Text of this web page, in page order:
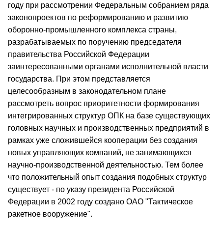
году при рассмотрении Федеральным собранием ряда
законопроектов по реформированию и развитию
оборонно-промышленного комплекса страны,
разрабатываемых по поручению председателя
правительства Российской Федерации
заинтересованными органами исполнительной власти
государства. При этом представляется
целесообразным в законодательном плане
рассмотреть вопрос приоритетности формирования
интегрированных структур ОПК на базе существующих
головных научных и производственных предприятий в
рамках уже сложившейся кооперации без создания
новых управляющих компаний, не занимающихся
научно-производственной деятельностью. Тем более
что положительный опыт создания подобных структур
существует - по указу президента Российской
Федерации в 2002 году создано ОАО "Тактическое
ракетное вооружение".